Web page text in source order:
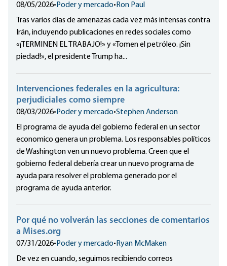
08/05/2026• Poder y mercado• Ron Paul
Tras varios días de amenazas cada vez más intensas contra
Irán, incluyendo publicaciones en redes sociales como
«¡TERMINEN EL TRABAJO!» y «Tomen el petróleo. ¡Sin
piedad!», el presidente Trump ha...
Intervenciones federales en la agricultura:
perjudiciales como siempre
08/03/2026• Poder y mercado•Stephen Anderson
El programa de ayuda del gobierno federal en un sector
economico genera un problema. Los responsables políticos
de Washington ven un nuevo problema. Creen que el
gobierno federal debería crear un nuevo programa de
ayuda para resolver el problema generado por el
programa de ayuda anterior.
Por qué no volverán las secciones de comentarios
a Mises.org
07/31/2026• Poder y mercado• Ryan McMaken
De vez en cuando, seguimos recibiendo correos